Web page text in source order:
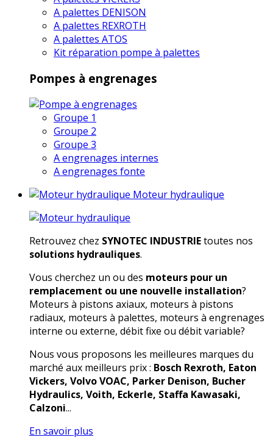
A palettes DENISON
A palettes REXROTH
A palettes ATOS
Kit réparation pompe à palettes
Pompes à engrenages
Groupe 1
Groupe 2
Groupe 3
A engrenages internes
A engrenages fonte
Moteur hydraulique
Retrouvez chez SYNOTEC INDUSTRIEtoutes nos
solutions hydrauliques.
Vous cherchez un ou des moteurs pour un
remplacement ou une nouvelle installation?
Moteurs à pistons axiaux, moteurs à pistons
radiaux, moteurs à palettes, moteurs à engrenages
interne ou externe, débit fixe ou débit variable?
Nous vous proposons les meilleures marques du
marché aux meilleurs prix : Bosch Rexroth, Eaton
Vickers, Volvo VOAC, Parker Denison, Bucher
Hydraulics, Voith, Eckerle, Staffa Kawasaki,
Calzoni...
En savoir plus